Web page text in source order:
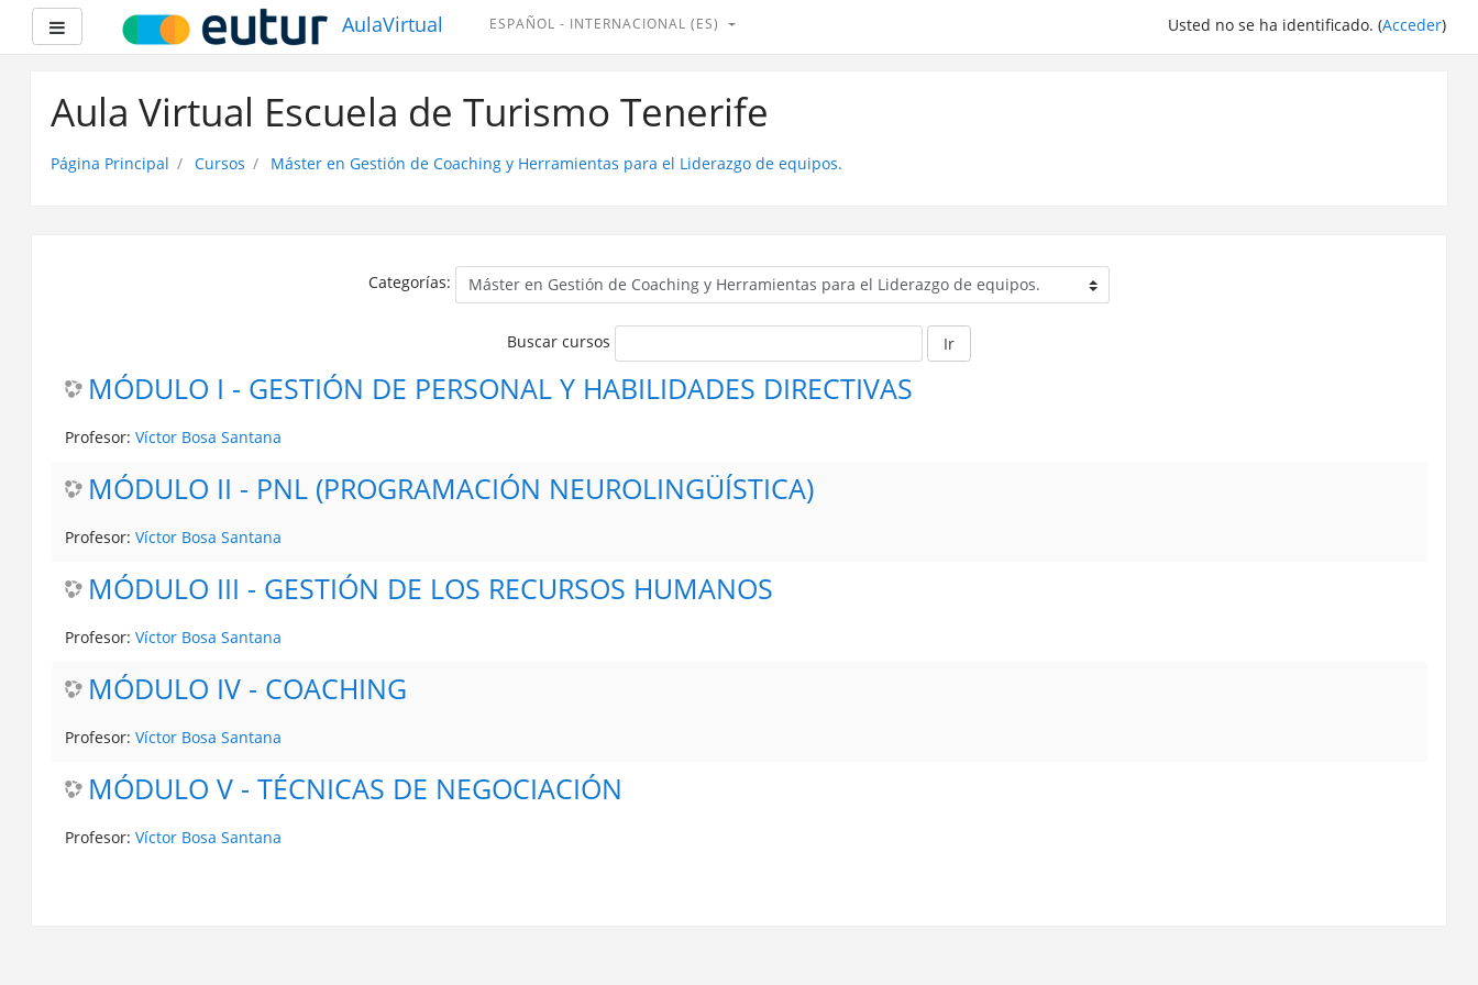
contenido
Panel lateral AulaVirtual Usted no se ha identificado. (Acceder)
ESPAÑOL - INTERNACIONAL ‎(ES)‎
Aula Virtual Escuela de Turismo Tenerife
Página Principal Cursos Máster en Gestión de Coaching y Herramientas para el Liderazgo de equipos.
Categorías:
Buscar cursos Ir
MÓDULO I - GESTIÓN DE PERSONAL Y HABILIDADES DIRECTIVAS
Profesor: Víctor Bosa Santana
MÓDULO II - PNL (PROGRAMACIÓN NEUROLINGÜÍSTICA)
Profesor: Víctor Bosa Santana
MÓDULO III - GESTIÓN DE LOS RECURSOS HUMANOS
Profesor: Víctor Bosa Santana
MÓDULO IV - COACHING
Profesor: Víctor Bosa Santana
MÓDULO V - TÉCNICAS DE NEGOCIACIÓN
Profesor: Víctor Bosa Santana